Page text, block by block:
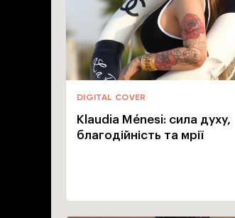
DIGITAL COVER
Klaudia Ménesi: сила духу,
благодійність та мрії